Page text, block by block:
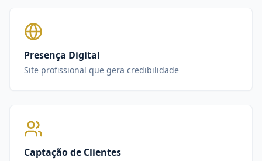
Presença Digital
Site profissional que gera credibilidade
Captação de Clientes